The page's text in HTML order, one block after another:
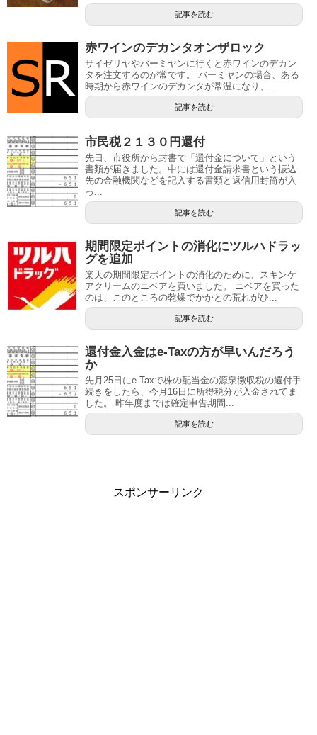
記事を読む
赤ワインのデカンタオンザロック
サイゼリヤやバーミヤンに行くと赤ワインのデカン
タを注文するのが常です。 バーミヤンの場合、ある
時期から赤ワインのデカンタが常温になり、...
記事を読む
市民税２１３０円還付
先日、市役所から封書で「還付金について」という
書類が届きました。中には還付金請求書という振込
先の金融機関などを記入する書類と返信用封筒が入
っ...
記事を読む
期間限定ポイントの消化にツルハドラッ
グを追加
楽天の期間限定ポイントの消化のために、スキンケ
アクリームのニベアを買いました。 ニベアを買った
のは、このところの乾燥でかかとの荒れがひ...
記事を読む
還付金入金はe-Taxの方が早いんだろう
か
先月25日にe-Taxで株の配当金の源泉徴収税の還付手
続きをしたら、今月16日に所得税分が入金されてま
した。 昨年度までは確定申告期間...
記事を読む
スポンサーリンク